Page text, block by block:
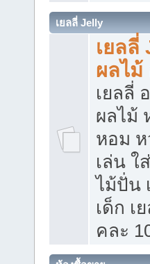
เยลลี่ Jelly
เยลลี่
ผลไม้
เยลลี่
ผลไม้
หอม
เล่น ใ
ไม้ปั่น
เด็ก เ
คละ